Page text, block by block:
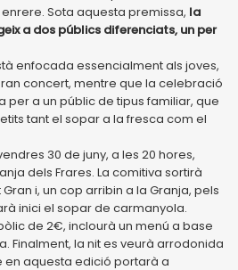
Sota aquesta premissa, la
a dos públics diferenciats, un per
enfocada essencialment als joves,
concert, mentre que la celebració
a un públic de tipus familiar, que
tant el sopar a la fresca com el
30 de juny, a les 20 hores,
dels Frares. La comitiva sortirà
i, un cop arribin a la Granja, pels
inici el sopar de carmanyola.
de 2€, inclourà un menú a base
Finalment, la nit es veurà arrodonida
en aquesta edició portarà a